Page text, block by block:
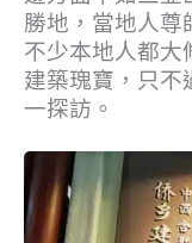
勝地，當地人尊
不少本地人都大
建築瑰寶，只不
一探訪。